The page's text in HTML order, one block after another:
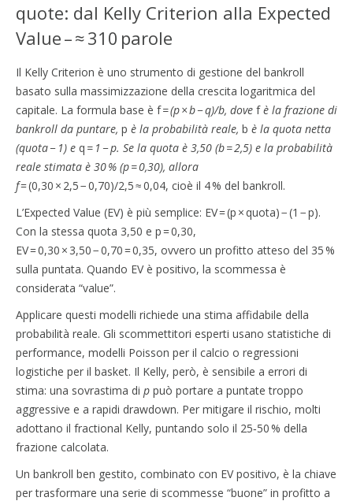
quote: dal Kelly Criterion alla Expected
Value – ≈ 310 parole
Il Kelly Criterion è uno strumento di gestione del bankroll
basato sulla massimizzazione della crescita logaritmica del
capitale. La formula base è f= (p × b − q)/b, dove fè la frazione di
bankroll da puntare, p è la probabilità reale, b è la quota netta
(quota − 1) e q = 1 − p. Se la quota è 3,50 (b = 2,5) e la probabilità
reale stimata è 30 % (p = 0,30), allora
f= (0,30 × 2,5 − 0,70)/2,5 ≈ 0,04, cioè il 4 % del bankroll.
L’Expected Value (EV) è più semplice: EV = (p × quota) − (1 − p).
Con la stessa quota 3,50 e p = 0,30,
EV = 0,30 × 3,50 − 0,70 = 0,35, ovvero un profitto atteso del 35 %
sulla puntata. Quando EV è positivo, la scommessa è
considerata “value”.
Applicare questi modelli richiede una stima affidabile della
probabilità reale. Gli scommettitori esperti usano statistiche di
performance, modelli Poisson per il calcio o regressioni
logistiche per il basket. Il Kelly, però, è sensibile a errori di
stima: una sovrastima di p può portare a puntate troppo
aggressive e a rapidi drawdown. Per mitigare il rischio, molti
adottano il fractional Kelly, puntando solo il 25‑50 % della
frazione calcolata.
Un bankroll ben gestito, combinato con EV positivo, è la chiave
per trasformare una serie di scommesse “buone” in profitto a